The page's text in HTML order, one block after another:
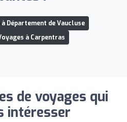
Département de Vaucluse
à Carpentras
de voyages qui
intéresser